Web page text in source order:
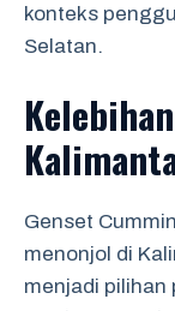
konteks
Selatan.
Genset
menonjol di
menjadi pilihan